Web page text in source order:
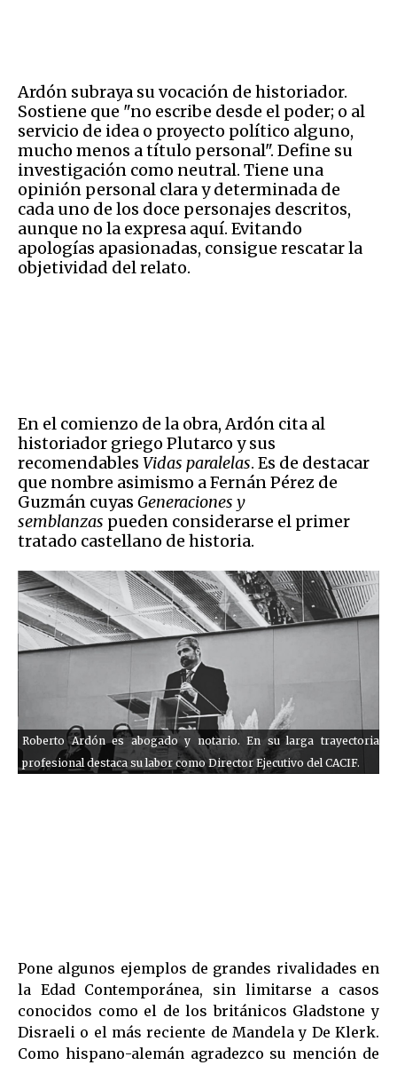
Ardón subraya su vocación de historiador.
Sostiene que "no escribe desde el poder; o al
servicio de idea o proyecto político alguno,
mucho menos a título personal". Define su
investigación como neutral. Tiene una
opinión personal clara y determinada de
cada uno de los doce personajes descritos,
aunque no la expresa aquí. Evitando
apologías apasionadas, consigue rescatar la
objetividad del relato.
En el comienzo de la obra, Ardón cita al
historiador griego Plutarco y sus
recomendables Vidas paralelas. Es de destacar
que nombre asimismo a Fernán Pérez de
Guzmán cuyas Generaciones y
semblanzas pueden considerarse el primer
tratado castellano de historia.
Roberto Ardón es abogado y notario. En su larga trayectoria
profesional destaca su labor como Director Ejecutivo del CACIF.
Pone algunos ejemplos de grandes rivalidades en
la Edad Contemporánea, sin limitarse a casos
conocidos como el de los británicos Gladstone y
Disraeli o el más reciente de Mandela y De Klerk.
Como hispano-alemán agradezco su mención de